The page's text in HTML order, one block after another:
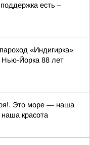
есть –
«Индигирка»
Йорка 88 лет
Это море — наша
красота